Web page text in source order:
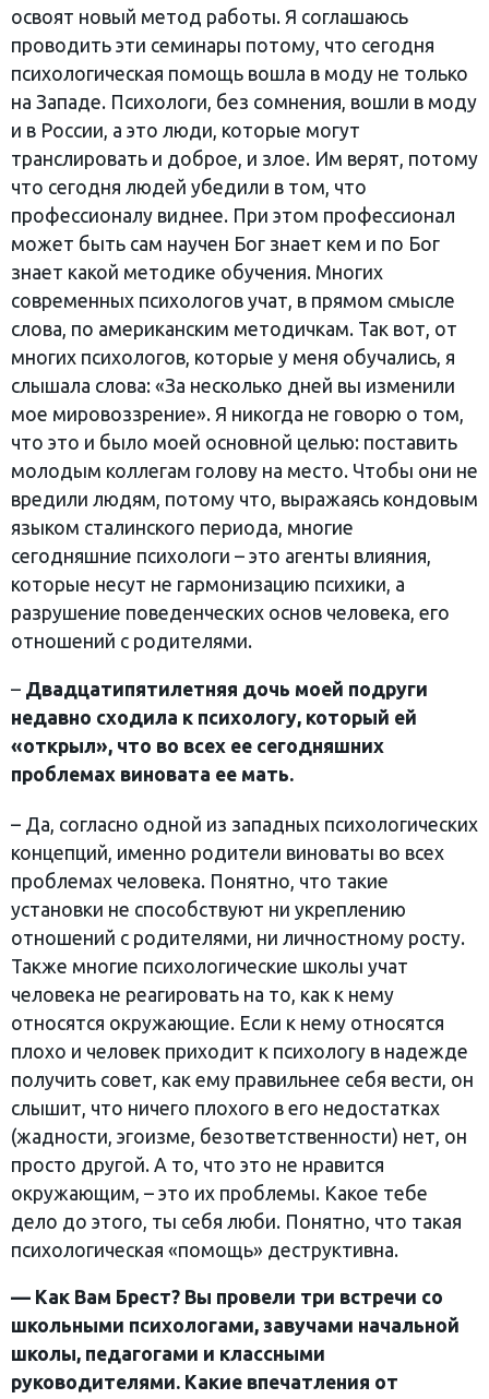
освоят новый метод работы. Я соглашаюсь
проводить эти семинары потому, что сегодня
психологическая помощь вошла в моду не только
на Западе. Психологи, без сомнения, вошли в моду
и в России, а это люди, которые могут
транслировать и доброе, и злое. Им верят, потому
что сегодня людей убедили в том, что
профессионалу виднее. При этом профессионал
может быть сам научен Бог знает кем и по Бог
знает какой методике обучения. Многих
современных психологов учат, в прямом смысле
слова, по американским методичкам. Так вот, от
многих психологов, которые у меня обучались, я
слышала слова: «За несколько дней вы изменили
мое мировоззрение». Я никогда не говорю о том,
что это и было моей основной целью: поставить
молодым коллегам голову на место. Чтобы они не
вредили людям, потому что, выражаясь кондовым
языком сталинского периода, многие
сегодняшние психологи – это агенты влияния,
которые несут не гармонизацию психики, а
разрушение поведенческих основ человека, его
отношений с родителями.
– Двадцатипятилетняя дочь моей подруги
недавно сходила к психологу, который ей
«открыл», что во всех ее сегодняшних
проблемах виновата ее мать.
– Да, согласно одной из западных психологических
концепций, именно родители виноваты во всех
проблемах человека. Понятно, что такие
установки не способствуют ни укреплению
отношений с родителями, ни личностному росту.
Также многие психологические школы учат
человека не реагировать на то, как к нему
относятся окружающие. Если к нему относятся
плохо и человек приходит к психологу в надежде
получить совет, как ему правильнее себя вести, он
слышит, что ничего плохого в его недостатках
(жадности, эгоизме, безответственности) нет, он
просто другой. А то, что это не нравится
окружающим, – это их проблемы. Какое тебе
дело до этого, ты себя люби. Понятно, что такая
психологическая «помощь» деструктивна.
— Как Вам Брест? Вы провели три встречи со
школьными психологами, завучами начальной
школы, педагогами и классными
руководителями. Какие впечатления от